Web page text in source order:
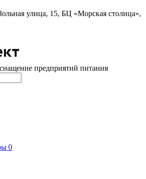
улица, 15, БЦ «Морская столица»,
предприятий питания
0